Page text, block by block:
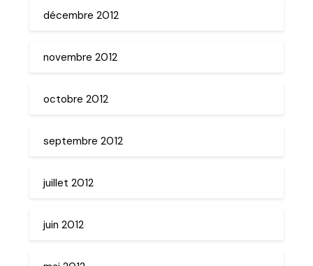
décembre 2012
novembre 2012
octobre 2012
septembre 2012
juillet 2012
juin 2012